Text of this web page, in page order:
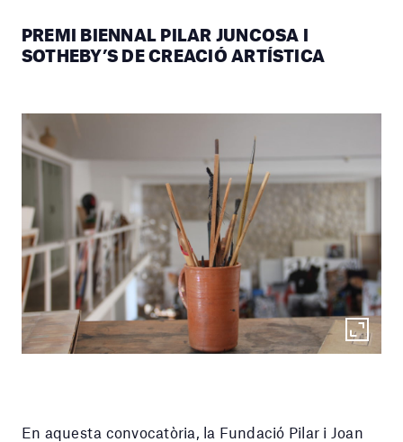
PREMI BIENNAL PILAR JUNCOSA I
SOTHEBY’S DE CREACIÓ ARTÍSTICA
En aquesta convocatòria, la Fundació Pilar i Joan